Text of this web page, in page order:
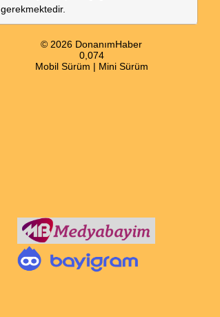
gerekmektedir.
© 2026 DonanımHaber
0,074
Mobil Sürüm | Mini Sürüm